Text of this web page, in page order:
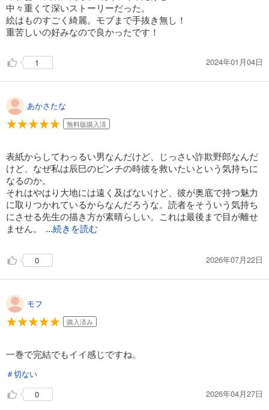
中々重くて深いストーリーだった。
絵はものすごく綺麗。モブまで手抜き無し！
重苦しいの好みなので良かったです！
1 2024年01月04日
あかさたな
無料版購入済
表紙からしてわっるい男なんだけど、じっさい詐欺野郎なんだ
けど、なぜ私は辰巳のピンチの時彼を救いたいという気持ちに
なるのか。
それはやはり大地には遠く及ばないけど、彼が奥底で持つ魅力
に取りつかれているからなんだろうな。読者をそういう気持ち
にさせる先生の描き方が素晴らしい。これは最後まで目が離せ
ません。
...続きを読む
0 2026年07月22日
モフ
購入済み
一巻で完結でもイイ感じですね。
＃切ない
0
2026年04月27日